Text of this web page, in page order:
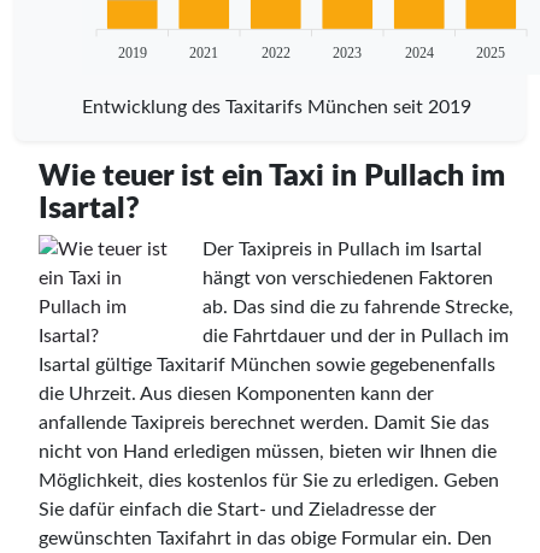
2019 2021 2022 2023 2024 2025
Entwicklung des Taxitarifs München seit 2019
Wie teuer ist ein Taxi in Pullach im
Isartal?
Der Taxipreis in Pullach im Isartal
hängt von verschiedenen Faktoren
ab. Das sind die zu fahrende Strecke,
die Fahrtdauer und der in Pullach im
Isartal gültige Taxitarif München sowie gegebenenfalls
die Uhrzeit. Aus diesen Komponenten kann der
anfallende Taxipreis berechnet werden. Damit Sie das
nicht von Hand erledigen müssen, bieten wir Ihnen die
Möglichkeit, dies kostenlos für Sie zu erledigen. Geben
Sie dafür einfach die Start- und Zieladresse der
gewünschten Taxifahrt in das obige Formular ein. Den